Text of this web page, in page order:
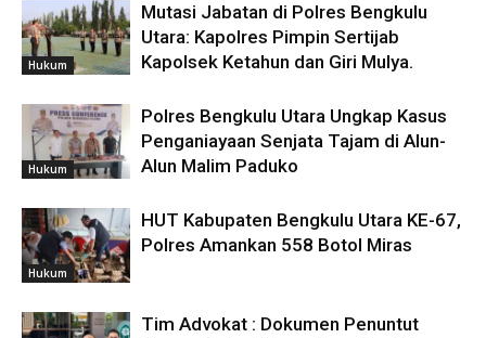
Hukum
Mutasi Jabatan di Polres Bengkulu
Utara: Kapolres Pimpin Sertijab
Kapolsek Ketahun dan Giri Mulya.
Hukum
Polres Bengkulu Utara Ungkap Kasus
Penganiayaan Senjata Tajam di Alun-
Alun Malim Paduko
Hukum
HUT Kabupaten Bengkulu Utara KE-67,
Polres Amankan 558 Botol Miras
Tim Advokat : Dokumen Penuntut